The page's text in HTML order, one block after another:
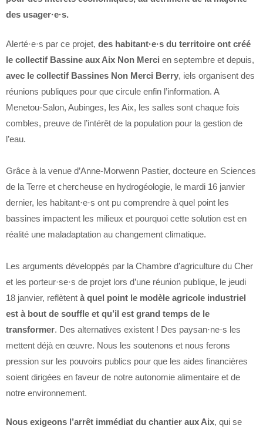
des usager·e·s.
Alerté·e·s par ce projet, des habitant·e·s du territoire ont créé
le collectif Bassine aux Aix Non Merci en septembre et depuis,
avec le collectif Bassines Non Merci Berry, iels organisent des
réunions publiques pour que circule enfin l’information. A
Menetou-Salon, Aubinges, les Aix, les salles sont chaque fois
combles, preuve de l’intérêt de la population pour la gestion de
l’eau.
Grâce à la venue d’Anne-Morwenn Pastier, docteure en Sciences
de la Terre et chercheuse en hydrogéologie, le mardi 16 janvier
dernier, les habitant·e·s ont pu comprendre à quel point les
bassines impactent les milieux et pourquoi cette solution est en
réalité une maladaptation au changement climatique.
Les arguments développés par la Chambre d’agriculture du Cher
et les porteur·se·s de projet lors d’une réunion publique, le jeudi
18 janvier, reflètent à quel point le modèle agricole industriel
est à bout de souffle et qu’il est grand temps de le
transformer. Des alternatives existent ! Des paysan·ne·s les
mettent déjà en œuvre. Nous les soutenons et nous ferons
pression sur les pouvoirs publics pour que les aides financières
soient dirigées en faveur de notre autonomie alimentaire et de
notre environnement.
Nous exigeons l’arrêt immédiat du chantier aux Aix, qui se